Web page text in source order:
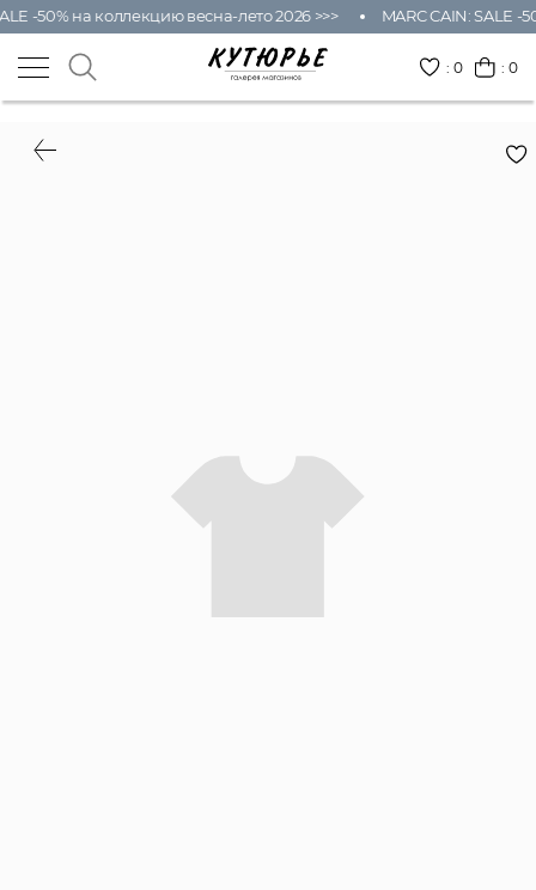
-50% на коллекцию весна-лето 2026 >>> MARC CAIN: SALE -
:0 : 0